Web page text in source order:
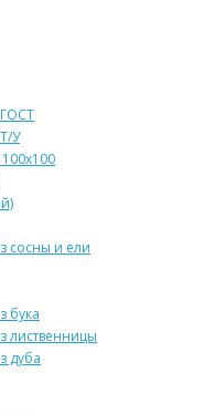
У
сосны и ели
бука
лиственницы
дуба